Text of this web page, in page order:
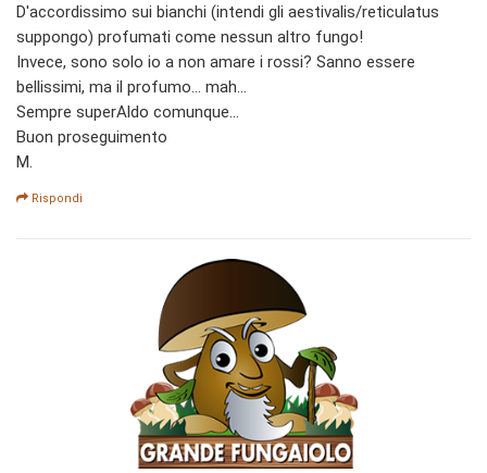
D'accordissimo sui bianchi (intendi gli aestivalis/reticulatus
suppongo) profumati come nessun altro fungo!
Invece, sono solo io a non amare i rossi? Sanno essere
bellissimi, ma il profumo... mah...
Sempre superAldo comunque...
Buon proseguimento
M.
Rispondi